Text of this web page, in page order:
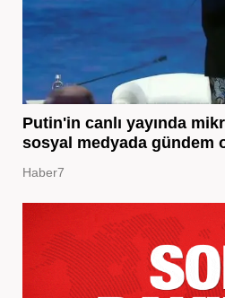
Putin'in canlı yayında
sosyal medyada gündem
Haber7